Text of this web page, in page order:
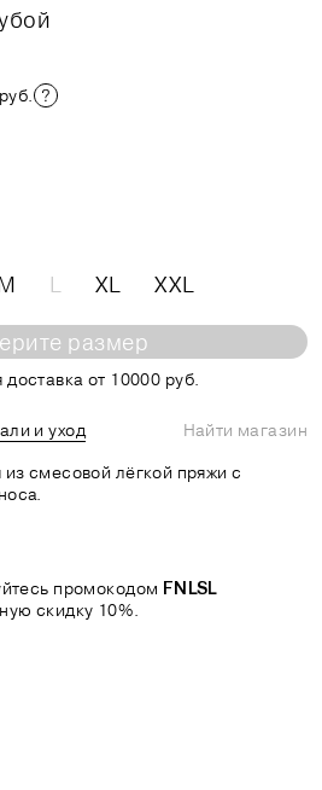
L XL XXL
размер
доставка от 10000 руб.
и уход
Найти магазин
смесовой лёгкой пряжи с
промокодом FNLSL
скидку 10%.